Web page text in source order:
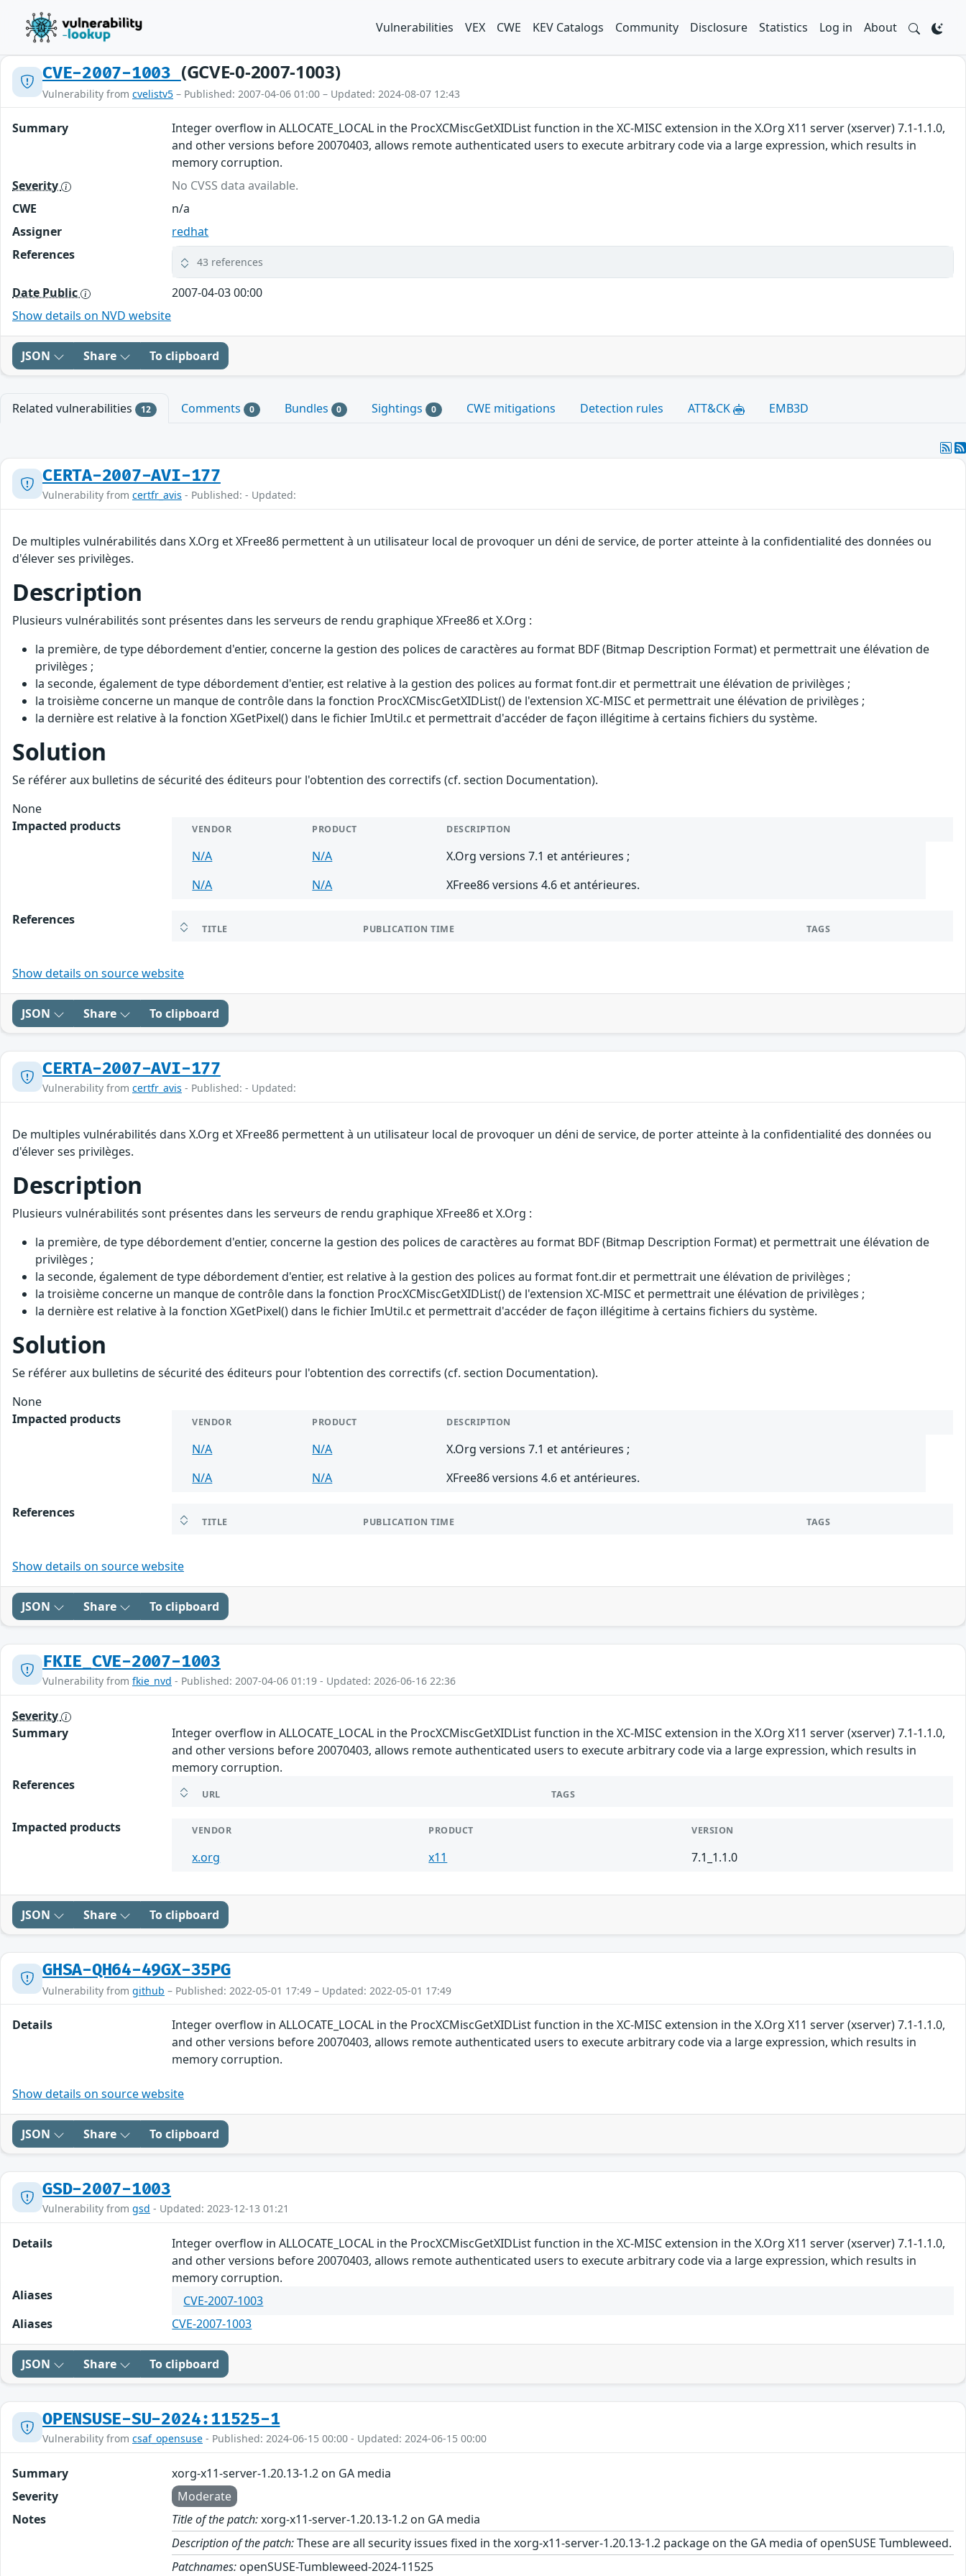
Vulnerabilities VEX CWE KEV Catalogs Community Disclosure Statistics Log in About
CVE-2007-1003 (GCVE-0-2007-1003)
Vulnerability from cvelistv5 – Published: 2007-04-06 01:00 – Updated: 2024-08-07 12:43
Summary
Integer overflow in ALLOCATE_LOCAL in the ProcXCMiscGetXIDList function in the XC-MISC extension in the X.Org X11 server (xserver) 7.1-1.1.0,
and other versions before 20070403, allows remote authenticated users to execute arbitrary code via a large expression, which results in
memory corruption.
Severity
No CVSS data available.
CWE
n/a
Assigner
redhat
References
43 references
Date Public
2007-04-03 00:00
Show details on NVD website
JSON Share To clipboard
Related vulnerabilities 12 Comments 0 Bundles 0 Sightings 0 CWE mitigations Detection rules ATT&CK EMB3D
CERTA-2007-AVI-177
Vulnerability from certfr_avis - Published: - Updated:
De multiples vulnérabilités dans X.Org et XFree86 permettent à un utilisateur local de provoquer un déni de service, de porter atteinte à la confidentialité des données ou
d'élever ses privilèges.
Description
Plusieurs vulnérabilités sont présentes dans les serveurs de rendu graphique XFree86 et X.Org :
la première, de type débordement d'entier, concerne la gestion des polices de caractères au format BDF (Bitmap Description Format) et permettrait une élévation de
privilèges ;
la seconde, également de type débordement d'entier, est relative à la gestion des polices au format font.dir et permettrait une élévation de privilèges ;
la troisième concerne un manque de contrôle dans la fonction ProcXCMiscGetXIDList() de l'extension XC-MISC et permettrait une élévation de privilèges ;
la dernière est relative à la fonction XGetPixel() dans le fichier ImUtil.c et permettrait d'accéder de façon illégitime à certains fichiers du système.
Solution
Se référer aux bulletins de sécurité des éditeurs pour l'obtention des correctifs (cf. section Documentation).
None
Impacted products
VENDOR PRODUCT DESCRIPTION
N/A N/A
X.Org versions 7.1 et antérieures ;
N/A
N/A XFree86 versions 4.6 et antérieures.
References
TITLE PUBLICATION TIME TAGS
Show details on source website
JSON Share To clipboard
CERTA-2007-AVI-177
Vulnerability from certfr_avis - Published: - Updated:
De multiples vulnérabilités dans X.Org et XFree86 permettent à un utilisateur local de provoquer un déni de service, de porter atteinte à la confidentialité des données ou
d'élever ses privilèges.
Description
Plusieurs vulnérabilités sont présentes dans les serveurs de rendu graphique XFree86 et X.Org :
la première, de type débordement d'entier, concerne la gestion des polices de caractères au format BDF (Bitmap Description Format) et permettrait une élévation de
privilèges ;
la seconde, également de type débordement d'entier, est relative à la gestion des polices au format font.dir et permettrait une élévation de privilèges ;
la troisième concerne un manque de contrôle dans la fonction ProcXCMiscGetXIDList() de l'extension XC-MISC et permettrait une élévation de privilèges ;
la dernière est relative à la fonction XGetPixel() dans le fichier ImUtil.c et permettrait d'accéder de façon illégitime à certains fichiers du système.
Solution
Se référer aux bulletins de sécurité des éditeurs pour l'obtention des correctifs (cf. section Documentation).
None
Impacted products
VENDOR PRODUCT DESCRIPTION
N/A N/A
X.Org versions 7.1 et antérieures ;
N/A
N/A XFree86 versions 4.6 et antérieures.
References
TITLE PUBLICATION TIME TAGS
Show details on source website
JSON Share To clipboard
FKIE_CVE-2007-1003
Vulnerability from fkie_nvd - Published: 2007-04-06 01:19 - Updated: 2026-06-16 22:36
Severity
Summary
Integer overflow in ALLOCATE_LOCAL in the ProcXCMiscGetXIDList function in the XC-MISC extension in the X.Org X11 server (xserver) 7.1-1.1.0,
and other versions before 20070403, allows remote authenticated users to execute arbitrary code via a large expression, which results in
memory corruption.
References
URL TAGS
Impacted products VENDOR PRODUCT VERSION
x.org x11 7.1_1.1.0
JSON Share To clipboard
GHSA-QH64-49GX-35PG
Vulnerability from github – Published: 2022-05-01 17:49 – Updated: 2022-05-01 17:49
Details
Integer overflow in ALLOCATE_LOCAL in the ProcXCMiscGetXIDList function in the XC-MISC extension in the X.Org X11 server (xserver) 7.1-1.1.0,
and other versions before 20070403, allows remote authenticated users to execute arbitrary code via a large expression, which results in
memory corruption.
Show details on source website
JSON Share To clipboard
GSD-2007-1003
Vulnerability from gsd - Updated: 2023-12-13 01:21
Details
Integer overflow in ALLOCATE_LOCAL in the ProcXCMiscGetXIDList function in the XC-MISC extension in the X.Org X11 server (xserver) 7.1-1.1.0,
and other versions before 20070403, allows remote authenticated users to execute arbitrary code via a large expression, which results in
memory corruption.
Aliases
CVE-2007-1003
Aliases
CVE-2007-1003
JSON Share To clipboard
OPENSUSE-SU-2024:11525-1
Vulnerability from csaf_opensuse - Published: 2024-06-15 00:00 - Updated: 2024-06-15 00:00
Summary
xorg-x11-server-1.20.13-1.2 on GA media
Severity
Moderate
Notes
Title of the patch:xorg-x11-server-1.20.13-1.2 on GA media
Description of the patch:These are all security issues fixed in the xorg-x11-server-1.20.13-1.2 package on the GA media of openSUSE Tumbleweed.
Patchnames: openSUSE-Tumbleweed-2024-11525